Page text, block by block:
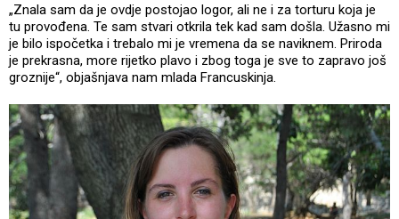
„Znala sam da je ovdje postojao logor, ali ne i za torturu koja je
tu provođena. Te sam stvari otkrila tek kad sam došla. Užasno mi
je bilo ispočetka i trebalo mi je vremena da se naviknem. Priroda
je prekrasna, more rijetko plavo i zbog toga je sve to zapravo još
groznije“, objašnjava nam mlada Francuskinja.